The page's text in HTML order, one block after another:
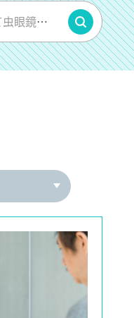
#キーワードを入れて虫眼鏡をPUSH